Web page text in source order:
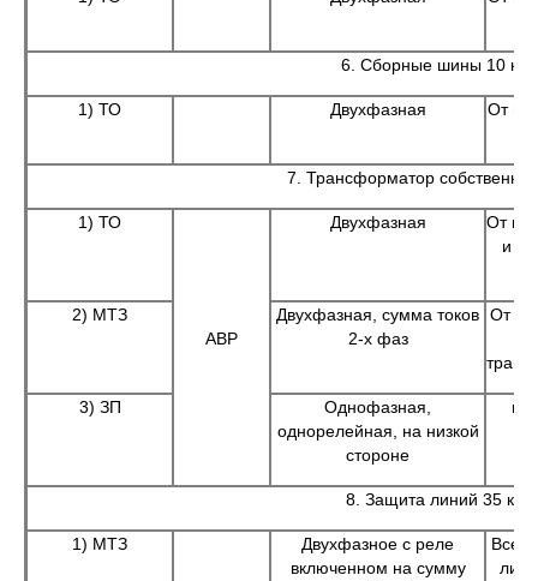
6. Сборные шины 10 кВ
1) ТО Двухфазная От
7. Трансформатор
1) ТО
АВР
Двухфазная
От к.з
и
2) МТЗ
Двухфазная, сумма токов
2-х фаз
От
3) ЗП
Однофазная,
однорелейная, на низкой
стороне
8. Защита линий 35 кВ
1) МТЗ
Двухфазное с реле
включенном на сумму
Все